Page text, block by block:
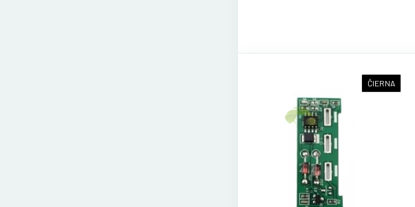
ČIERNA